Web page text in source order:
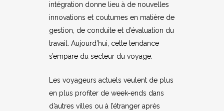
intégration donne lieu à de nouvelles
innovations et coutumes en matière de
gestion, de conduite et d’évaluation du
travail. Aujourd’hui, cette tendance
s’empare du secteur du voyage.
Les voyageurs actuels veulent de plus
en plus profiter de week-ends dans
d’autres villes ou à l’étranger après